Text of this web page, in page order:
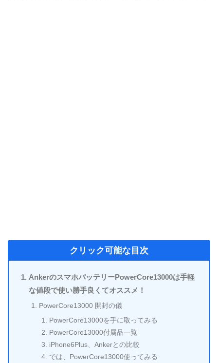
クリック可能な目次
AnkerのスマホバッテリーPowerCore13000は手軽
な値段で使い勝手良くてオススメ！
PowerCore13000 開封の儀
PowerCore13000を手に取ってみる
PowerCore13000付属品一覧
iPhone6Plus、Ankerとの比較
では、PowerCore13000使ってみる